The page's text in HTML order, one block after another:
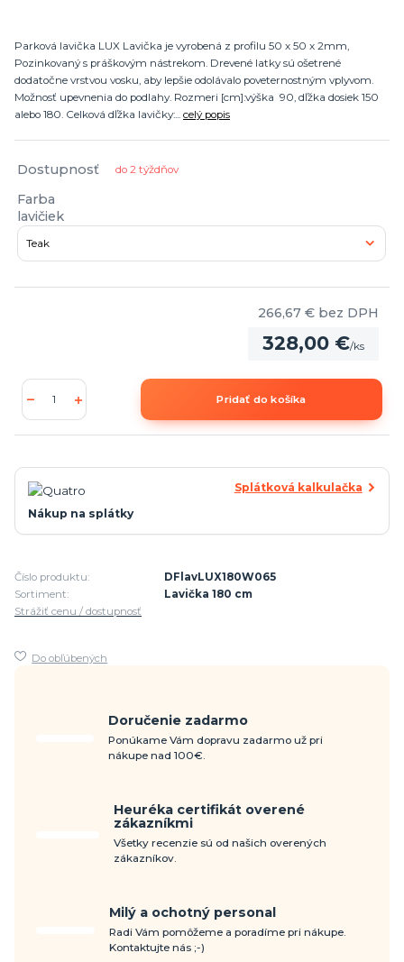
Parková lavička LUX Lavička je vyrobená z profilu 50 x 50 x 2mm,
Pozinkovaný s práškovým nástrekom. Drevené latky sú ošetrené
dodatočne vrstvou vosku, aby lepšie odolávalo poveternostným vplyvom.
Možnosť upevnenia do podlahy. Rozmeri [cm]:výška 90, dľžka dosiek 150
alebo 180. Celková dľžka lavičky:... celý popis
Dostupnosť do 2 týždňov
Farba
lavičiek
328,00 €/ks
266,67 € bez DPH
Pridať do košíka
Splátková kalkulačka
Nákup na splátky
Číslo produktu:
DFlavLUX180W065
Sortiment:
Lavička 180 cm
Strážiť cenu / dostupnosť
Do obľúbených
Doručenie zadarmo
Ponúkame Vám dopravu zadarmo už pri
nákupe nad 100€.
Heuréka certifikát overené
zákazníkmi
Všetky recenzie sú od našich overených
zákazníkov.
Milý a ochotný personal
Radi Vám pomôžeme a poradíme pri nákupe.
Kontaktujte nás ;-)